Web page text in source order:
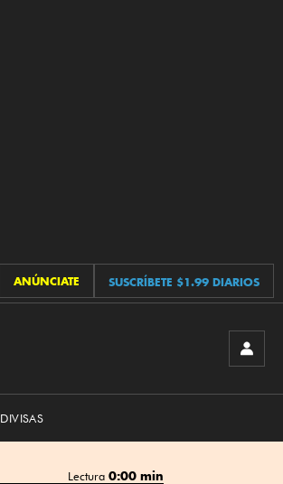
ANÚNCIATE SUSCRÍBETE $1.99 DIARIOS
DIVISAS
Lectura 0:00 min